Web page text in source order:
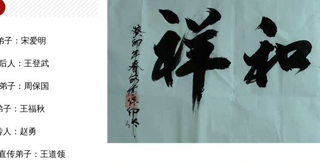
子：宋爱明
人：王登武
子：周保国
子：王福秋
人：赵勇
传弟子：王道领